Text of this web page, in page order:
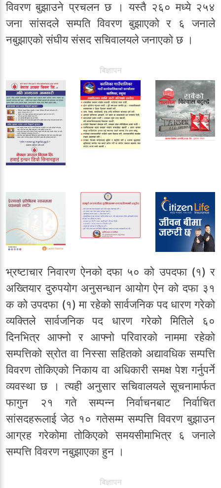
विवरण बुझाउने प्रचलन छ । यस्तै २६० मध्ये २५४
जना सांसदले सम्पति विवरण बुझाएको र ६ जनाले
नबुझाएको संघीय संसद सचिवालयले जनाएको छ ।
बिज्ञापन
भ्रष्टाचार निवारण ऐनको दफा ५० को उपदफा (१) र
अख्तियार दुरुपयोग अनुसन्धान आयोग ऐन को दफा ३१
क को उपदफा (१) मा रहेको सार्वजनिक पद धारण गरेको
व्यक्तिले सार्वजनिक पद धारण गरेको मितिले ६०
दिनभित्र आफ्नो र आफ्नो परिवारको नाममा रहेको
सम्पत्तिको स्रोत वा निस्सा सहितको अद्यावधिक सम्पत्ति
विवरण तोकिएको निकाय वा अधिकारी समक्ष पेश गर्नुपर्ने
व्यवस्था छ । त्यही अनुसार सचिवालयले सूचनामार्फत
फागुन २१ गते सम्पन्न निर्वाचनबाट निर्वाचित
सांसदहरूलाई जेठ १० गतेसम्म सम्पत्ति विवरण बुझाउन
आग्रह गरेकोमा तोकिएको समयसीमाभित्र ६ जनाले
सम्पत्ति विवरण नबुझाएका हुन ।
बिज्ञापन